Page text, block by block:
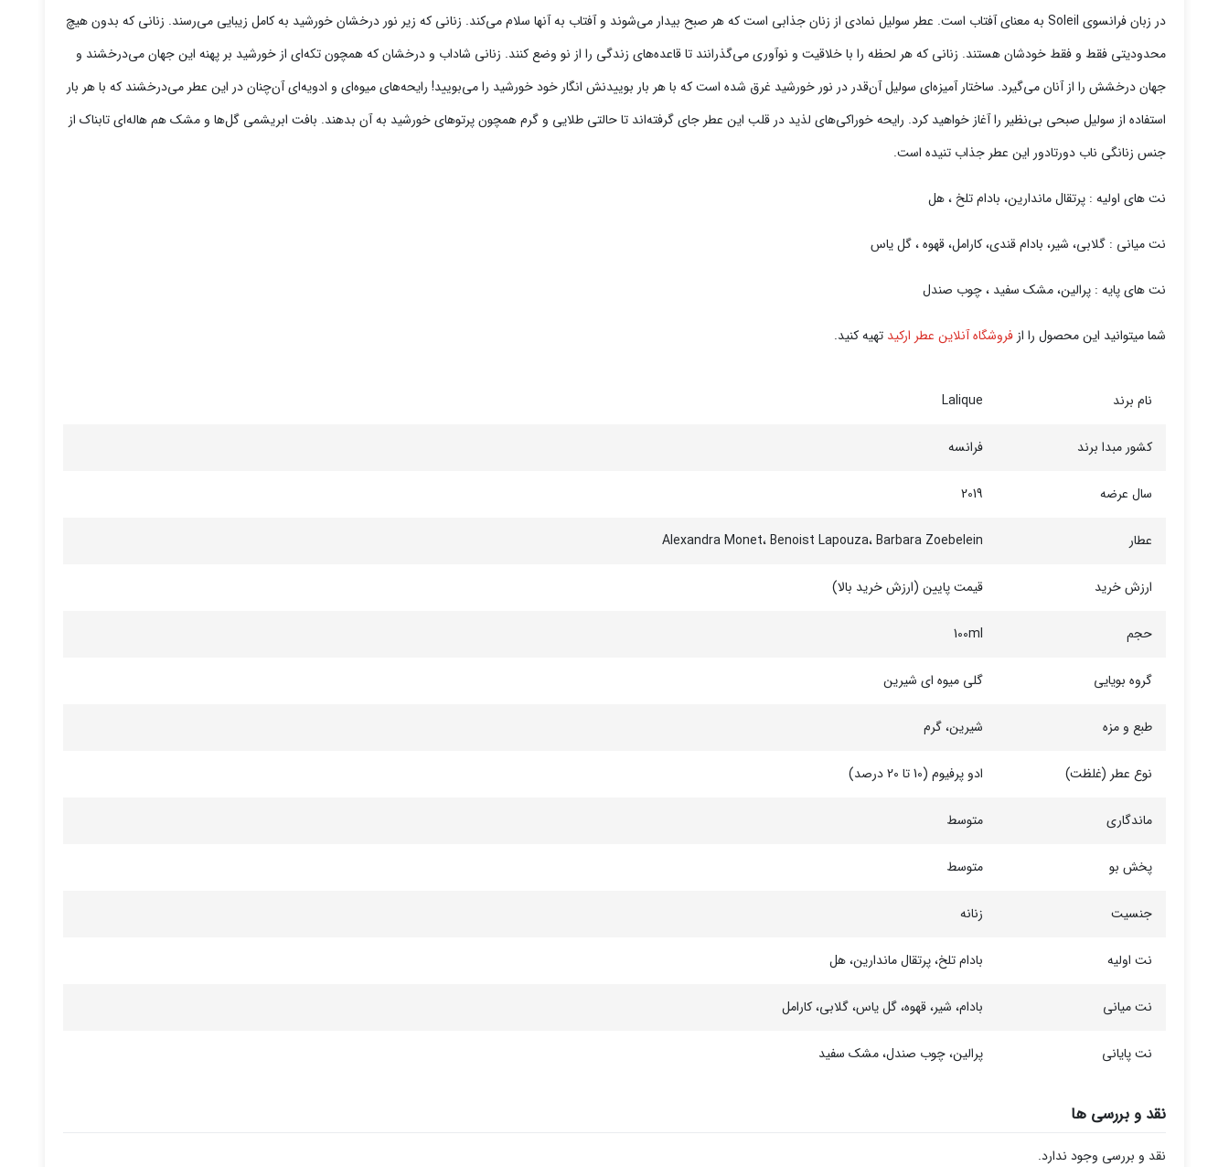
در زبان فرانسوی Soleil به معنای آفتاب است. عطر سولیل نمادی از زنان جذابی است که هر صبح بیدار می‌شوند و آفتاب به آنها سلام می‌کند. زنانی که زیر نور درخشان خورشید به کامل زیبایی می‌رسند. زنانی که بدون هیچ
محدودیتی فقط و فقط خودشان هستند. زنانی که هر لحظه را با خلاقیت و نوآوری می‌گذرانند تا قاعده‌های زندگی را از نو وضع کنند. زنانی شاداب و درخشان که همچون تکه‌ای از خورشید بر پهنه این جهان می‌درخشند و
جهان درخشش را از آنان می‌گیرد. ساختار آمیزه‌ای سولیل آن‌قدر در نور خورشید غرق شده است که با هر بار بوییدنش انگار خود خورشید را می‌بویید‌! رایحه‌های میوه‌ای و ادویه‌ای آن‌چنان در این عطر می‌درخشند که با هر بار
استفاده از سولیل صبحی بی‌نظیر را آغاز خواهید کرد. رایحه‌ خوراکی‌های لذید در قلب این عطر جای گرفته‌اند تا حالتی طلایی و گرم همچون پرتوهای خورشید به آن بدهند. بافت ابریشمی گل‌ها و مشک هم هاله‌ای تابناک از
جنس زنانگی ناب دورتادور این عطر جذاب تنیده است.
نت های اولیه : پرتقال ماندارین، بادام تلخ ، هل
نت میانی : گلابی، شیر، بادام قندی، کارامل، قهوه ، گل یاس
نت های پایه : پرالین، مشک سفید ، چوب صندل
شما میتوانید این محصول را از فروشگاه آنلاین عطر ارکید تهیه کنید.
نام برند Lalique
کشور مبدا برند فرانسه
سال عرضه 2019
عطار Alexandra Monet، Benoist Lapouza، Barbara Zoebelein
ارزش خرید قیمت پایین (ارزش خرید بالا)
حجم 100ml
گروه بویایی گلی میوه ای شیرین
طبع و مزه شیرین، گرم
نوع عطر (غلظت) ادو پرفیوم (10 تا 20 درصد)
ماندگاری متوسط
پخش بو متوسط
جنسیت زنانه
نت اولیه بادام تلخ، پرتقال ماندارین، هل
نت میانی بادام، شیر، قهوه، گل یاس، گلابی، کارامل
نت پایانی پرالین، چوب صندل، مشک سفید
نقد و بررسی ها
نقد و بررسی وجود ندارد.